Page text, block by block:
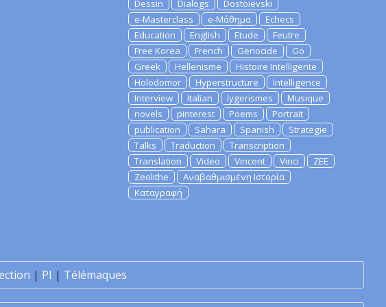
Dessin
Dialogs
Dostoievski
e-Masterclass
e-Μάθημα
Echecs
Education
English Etude
Feutre
Free Korea
French Genocide
Go
Greek
Hellenisme
Histoire Intelligente
Holodomor
Hyperstructure
Intelligence
Interview
Italian lygerismes
Musique
novels
pinterest Poems
Portrait
publication
Sahara Spanish
Strategie
Talks
Traduction
Transcription
Translation
Video Vincent Vinci
ZEE
Zeolithe
Αναβαθμισμένη Ιστορία
Καταγραφή
| PI | Télémaques